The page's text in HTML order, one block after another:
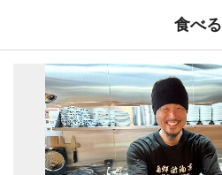
食べる